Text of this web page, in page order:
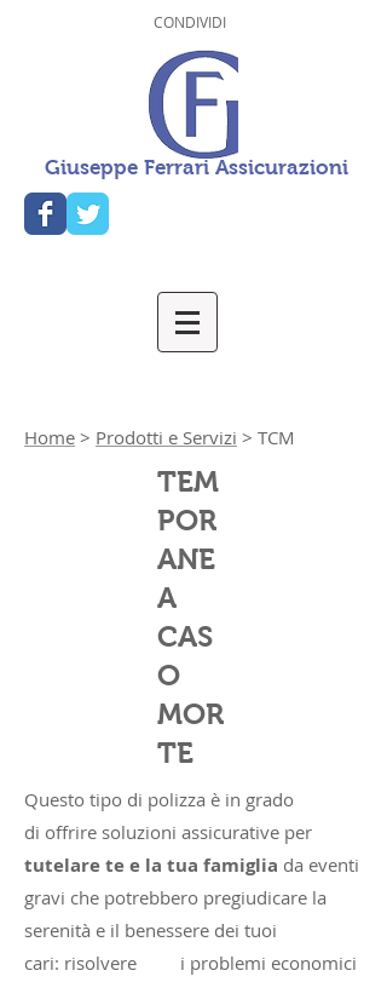
CONDIVIDI
Giuseppe Ferrari Assicurazioni
Home > Prodotti e Servizi > TCM
TEM
POR
ANE
A
CAS
O
MOR
TE
Questo tipo di polizza è in grado
di offrire soluzioni assicurative per
tutelare te e la tua famiglia da eventi
gravi che potrebbero pregiudicare la
serenità e il benessere dei tuoi
cari: risolvere i problemi economici